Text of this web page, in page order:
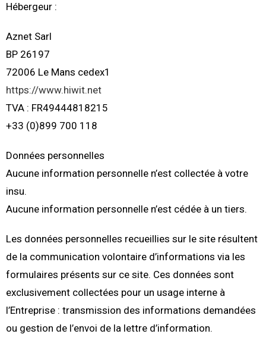
Hébergeur :
Aznet Sarl
BP 26197
72006 Le Mans cedex1
https://www.hiwit.net
TVA : FR49444818215
+33 (0)899 700 118
Données personnelles
Aucune information personnelle n’est collectée à votre
insu.
Aucune information personnelle n’est cédée à un tiers.
Les données personnelles recueillies sur le site résultent
de la communication volontaire d’informations via les
formulaires présents sur ce site. Ces données sont
exclusivement collectées pour un usage interne à
l’Entreprise : transmission des informations demandées
ou gestion de l’envoi de la lettre d’information.